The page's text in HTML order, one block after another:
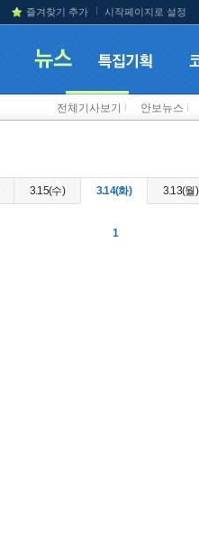
즐겨찾기 추가 시작페이지로 설정
전체기사보기 안보뉴스
3.15(수) 3.14(화) 3.13(월)
1